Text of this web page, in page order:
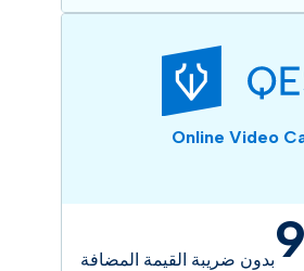
Online Video
بدون ضريبة القيمة المضافة